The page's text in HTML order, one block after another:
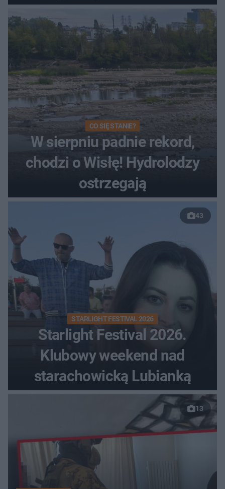
Toruniu
CO SIĘ STANIE?
W sierpniu padnie rekord,
chodzi o Wisłę! Hydrolodzy
ostrzegają
43
STARLIGHT FESTIVAL 2026
Starlight Festival 2026.
Klubowy weekend nad
starachowicką Lubianką
13